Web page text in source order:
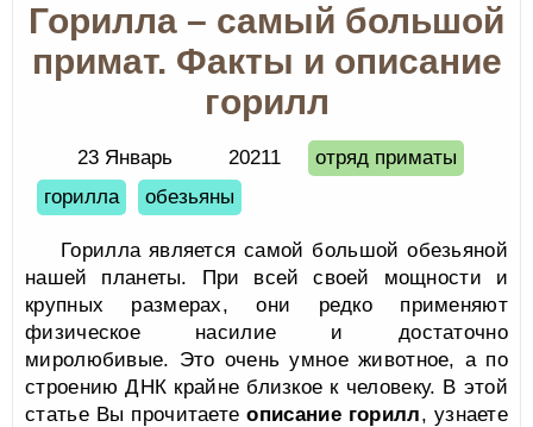
Горилла – самый большой
примат. Факты и описание
горилл
23 Январь 20211
отряд приматы
горилла
обезьяны
Горилла является самой большой обезьяной
нашей планеты. При всей своей мощности и
крупных размерах, они редко применяют
физическое насилие и достаточно
миролюбивые. Это очень умное животное, а по
строению ДНК крайне близкое к человеку. В этой
статье Вы прочитаетеописание горилл, узнаете